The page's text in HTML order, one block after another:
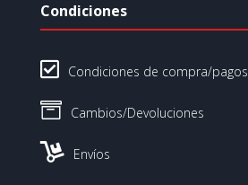
Condiciones
 Condiciones de compra/pagos
 Cambios/Devoluciones
 Envíos